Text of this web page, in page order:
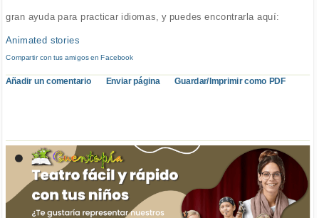
gran ayuda para practicar idiomas, y puedes encontrarla aquí:
Animated stories
Compartir con tus amigos en Facebook
Añadir un comentario Enviar página Guardar/Imprimir como PDF